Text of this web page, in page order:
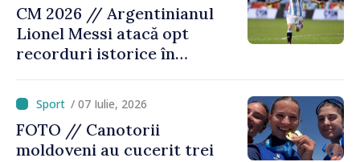
CM 2026 // Argentinianul
Lionel Messi atacă opt
recorduri istorice în
meciului cu Egiptul
/ 07 Iulie, 2026
FOTO // Canotorii
moldoveni au cucerit trei